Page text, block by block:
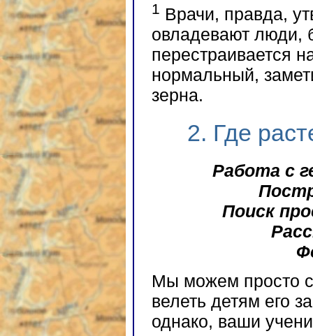
1 Врачи, правда,
овладевают люди,
перестраивается
нормальный,
зерна.
2. Где
Работа с
Поиск
Мы можем просто
велеть детям его
однако, ваши